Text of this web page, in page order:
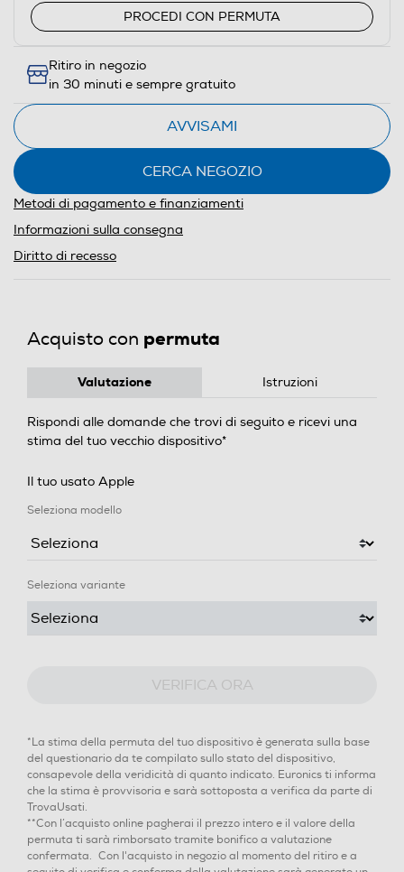
PROCEDI CON PERMUTA
Ritiro in negozio
in 30 minuti e sempre gratuito
AVVISAMI
CERCA NEGOZIO
Metodi di pagamento e finanziamenti
Informazioni sulla consegna
Diritto di recesso
Acquisto con permuta
Valutazione Istruzioni
Rispondi alle domande che trovi di seguito e ricevi una
stima del tuo vecchio dispositivo*
Il tuo usato Apple
Seleziona modello
Seleziona variante
VERIFICA ORA
*La stima della permuta del tuo dispositivo è generata sulla base
del questionario da te compilato sullo stato del dispositivo,
consapevole della veridicità di quanto indicato. Euronics ti informa
che la stima è provvisoria e sarà sottoposta a verifica da parte di
TrovaUsati.
**Con l’acquisto online pagherai il prezzo intero e il valore della
permuta ti sarà rimborsato tramite bonifico a valutazione
confermata. Con l'acquisto in negozio al momento del ritiro e a